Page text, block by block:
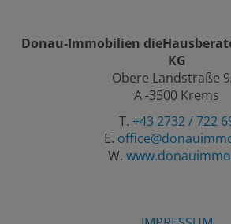
Donau-Immobilien
KG
Obere Landstraße
A -3500 Krems
T. +43 2732 / 722
E.
W.